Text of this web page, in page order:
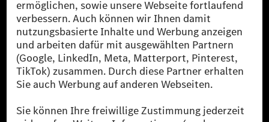
[2] Renewable Charging ist ein integraler Bestandteil von MB.CHARGE
Public in Europa, den USA, Kanada und China. Sofern an der jeweiligen
Ladestation noch kein Strom aus erneuerbaren Energien vorliegt,
verwendet Renewable Charging Grünstromzertifikate*. Diese stellen
sicher, dass für Ladevorgänge über MB.CHARGE Public eine äquivalente
Strommenge aus erneuerbaren Energien ins Stromnetz eingespeist wird.
Sie stammen ausschließlich aus Wind- und Solarkraftanlagen, die jünger
als sechs Jahre sind.
* Inkl. EKOenergy Ökolabel
* Die angegebenen Werte wurden nach dem vorgeschriebenen
Messverfahren WLTP (Worldwide harmonised Light vehicles Test